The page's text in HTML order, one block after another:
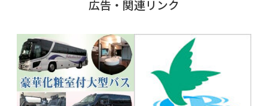
広告・関連リンク